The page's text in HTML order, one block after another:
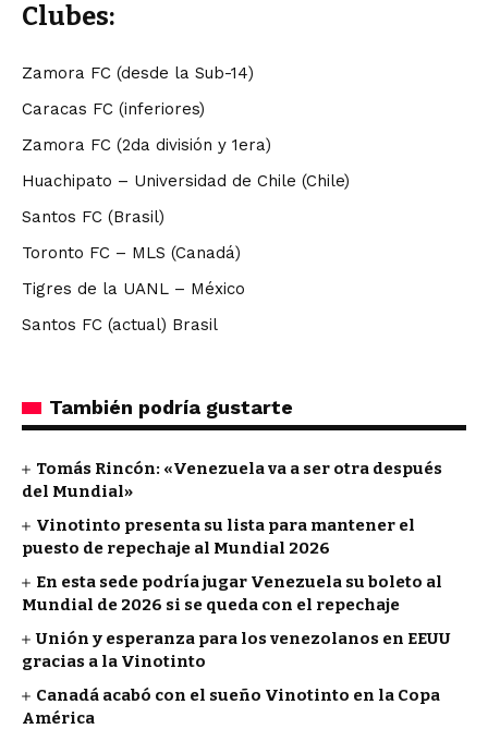
Clubes:
Zamora FC (desde la Sub-14)
Caracas FC (inferiores)
Zamora FC (2da división y 1era)
Huachipato – Universidad de Chile (Chile)
Santos FC (Brasil)
Toronto FC – MLS (Canadá)
Tigres de la UANL – México
Santos FC (actual) Brasil
También podría gustarte
Tomás Rincón: «Venezuela va a ser otra después
del Mundial»
Vinotinto presenta su lista para mantener el
puesto de repechaje al Mundial 2026
En esta sede podría jugar Venezuela su boleto al
Mundial de 2026 si se queda con el repechaje
Unión y esperanza para los venezolanos en EEUU
gracias a la Vinotinto
Canadá acabó con el sueño Vinotinto en la Copa
América